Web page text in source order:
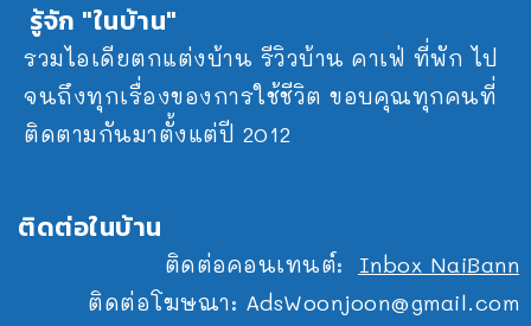
รู้จัก "ในบ้าน"
รวมไอเดียตกแต่งบ้าน รีวิวบ้าน คาเฟ่ ที่พัก ไป
จนถึงทุกเรื่องของการใช้ชีวิต ขอบคุณทุกคนที่
ติดตามกันมาตั้งแต่ปี 2012
ติดต่อในบ้าน
ติดต่อคอนเทนต์: Inbox NaiBann
ติดต่อโฆษณา: AdsWoonjoon@gmail.com